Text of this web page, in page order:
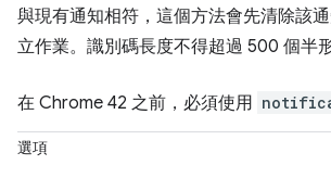
與現有通知相符，這個方法會先清除該
立作業。識別碼長度不得超過 500 個半形
在 Chrome 42 之前，必須使用
選項